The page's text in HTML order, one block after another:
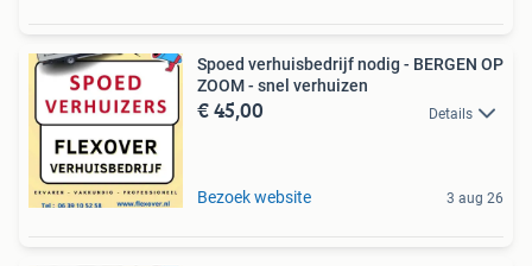
Spoed verhuisbedrijf nodig - BERGEN OP
ZOOM - snel verhuizen
€ 45,00 Details
Bezoek website 3 aug 26